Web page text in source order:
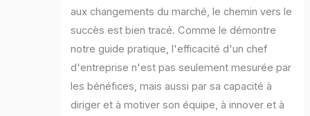
aux changements du marché, le chemin vers le
succès est bien tracé. Comme le démontre
notre guide pratique, l'efficacité d'un chef
d'entreprise n'est pas seulement mesurée par
les bénéfices, mais aussi par sa capacité à
diriger et à motiver son équipe, à innover et à